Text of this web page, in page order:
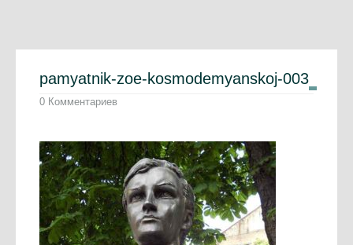
pamyatnik-zoe-kosmodemyanskoj-003
0 Комментариев